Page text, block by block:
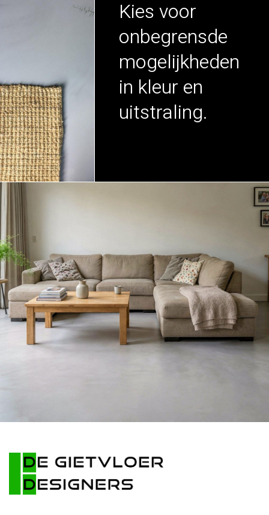
Kies voor
onbegrensde
mogelijkheden
in kleur en
uitstraling.